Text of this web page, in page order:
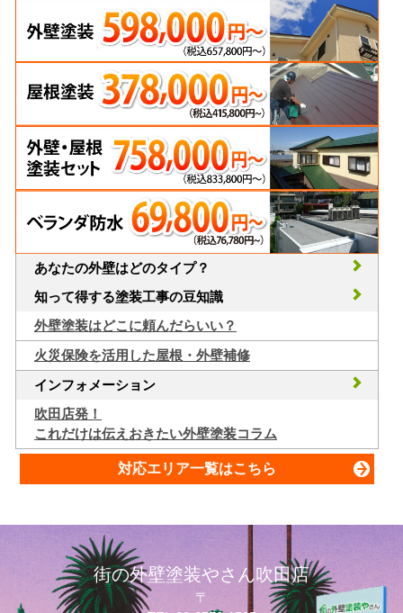
あなたの外壁はどのタイプ？
知って得する塗装工事の豆知識
外壁塗装はどこに頼んだらいい？
火災保険を活用した屋根・外壁補修
インフォメーション
吹田店発！
これだけは伝えおきたい外壁塗装コラム
対応エリア一覧はこちら
街の外壁塗装やさん吹田店
〒